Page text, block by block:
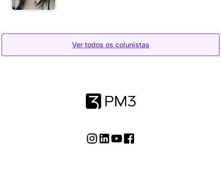
Ver todos os colunistas